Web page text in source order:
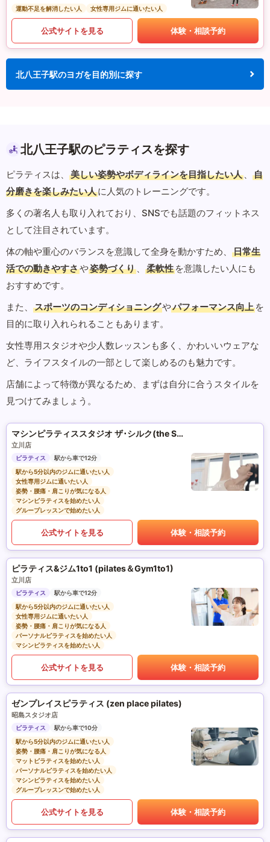
運動不足を解消したい人 女性専用ジムに通いたい人
公式サイトを見る 体験・相談予約
北八王子駅のヨガを目的別に探す
北八王子駅のピラティスを探す
ピラティスは、 美しい姿勢やボディラインを目指したい人 、
自
分磨きを楽しみたい人に人気のトレーニングです。
多くの著名人も取り入れており、SNSでも話題のフィットネス
として注目されています。
体の軸や重心のバランスを意識して全身を動かすため、
日常生
活での動きやすさや姿勢づくり 、 柔軟性 を意識したい人にも
おすすめです。
また、
スポーツのコンディショニングやパフォーマンス向上 を
目的に取り入れられることもあります。
女性専用スタジオや少人数レッスンも多く、かわいいウェアな
ど、ライフスタイルの一部として楽しめるのも魅力です。
店舗によって特徴が異なるため、まずは自分に合うスタイルを
見つけてみましょう。
マシンピラティススタジオ ザ･シルク(the SILK)
立川店
ピラティス
駅から車で12分
駅から5分以内のジムに通いたい人
女性専用ジムに通いたい人
姿勢・腰痛・肩こりが気になる人
マシンピラティスを始めたい人
グループレッスンで始めたい人
公式サイトを見る 体験・相談予約
ピラティス&ジム1to1 (pilates＆Gym1to1)
立川店
ピラティス
駅から車で12分
駅から5分以内のジムに通いたい人
女性専用ジムに通いたい人
姿勢・腰痛・肩こりが気になる人
パーソナルピラティスを始めたい人
マシンピラティスを始めたい人
公式サイトを見る 体験・相談予約
ゼンプレイスピラティス (zen place pilates)
昭島スタジオ店
ピラティス
駅から車で10分
駅から5分以内のジムに通いたい人
姿勢・腰痛・肩こりが気になる人
マットピラティスを始めたい人
パーソナルピラティスを始めたい人
マシンピラティスを始めたい人
グループレッスンで始めたい人
公式サイトを見る 体験・相談予約